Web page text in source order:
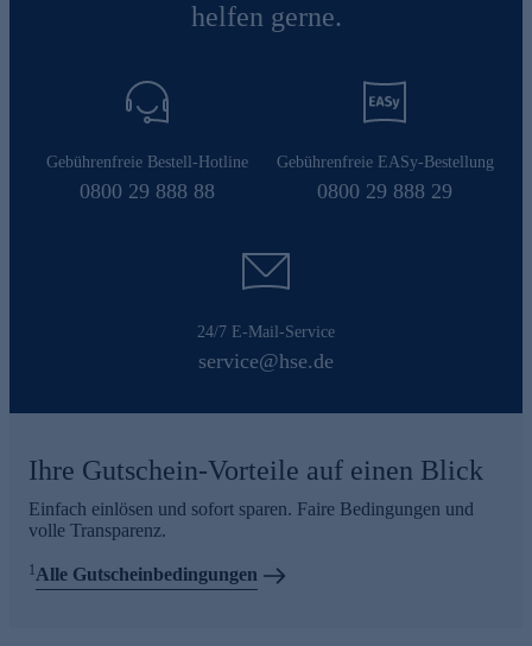
helfen gerne.
Gebührenfreie Bestell-Hotline
0800 29 888 88
Gebührenfreie EASy-Bestellung
0800 29 888 29
24/7 E-Mail-Service
service@hse.de
Ihre Gutschein-Vorteile auf einen Blick
Einfach einlösen und sofort sparen. Faire Bedingungen und
volle Transparenz.
1Alle Gutscheinbedingungen